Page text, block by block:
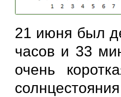
21 июня был
часов и 33
очень